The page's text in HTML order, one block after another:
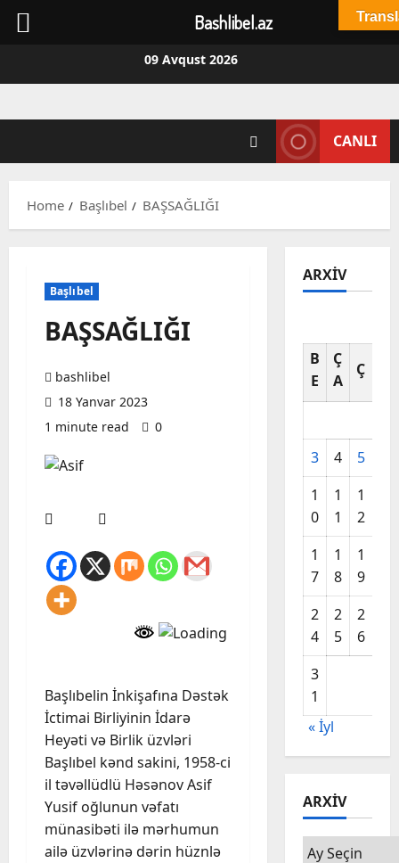
09 Avqust 2026
CANLI
Home Başlıbel BAŞSAĞLIĞI
Başlıbel
BAŞSAĞLIĞI
bashlibel
18 Yanvar 2023
1 minute read
0
Başlıbelin İnkişafına Dəstək
İctimai Birliyinin İdarə
Heyəti və Birlik üzvləri
Başlıbel kənd sakini, 1958-ci
il təvəllüdlü Həsənov Asif
Yusif oğlunun vəfatı
münasibəti ilə mərhumun
ailə üzvlərinə dərin hüznlə
ARXIV
B
E
Ç
A
Ç
3 4 5
1
0
1
1
1
2
1
7
1
8
1
9
2
4
2
5
2
6
3
1
« İyl
ARXIV
Arxiv
Bashlibel.az